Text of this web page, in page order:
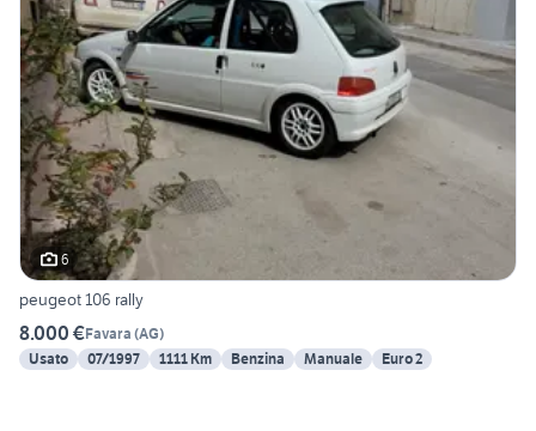
6
peugeot 106 rally
8.000 €Favara (AG)
Usato
07/1997 1111 Km Benzina Manuale Euro 2